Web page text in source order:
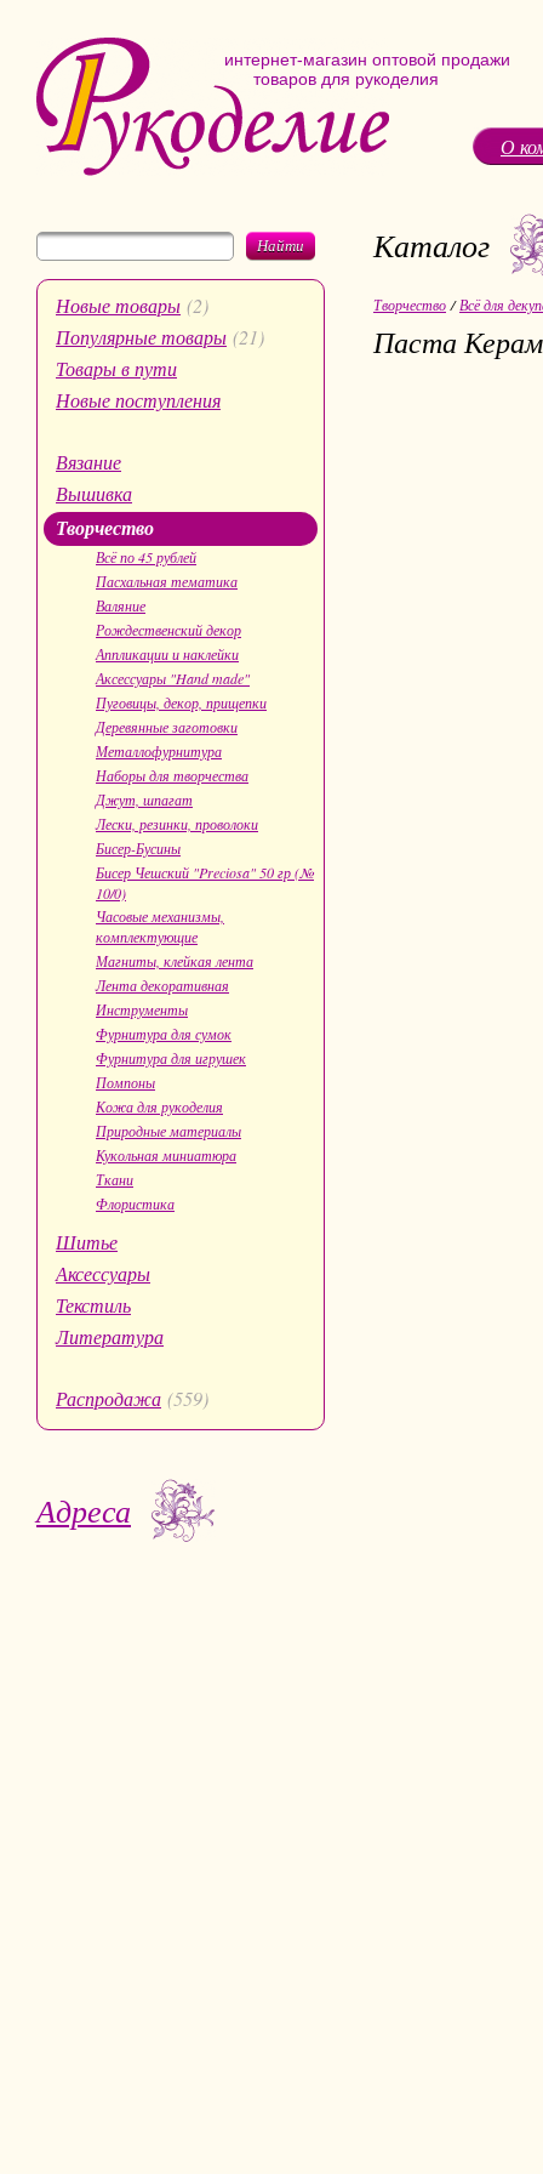
интернет-магазин оптовой продажи
товаров для рукоделия
О
Найти
Новые товары (2)
Популярные товары (21)
Товары в пути
Новые поступления
Вязание
Вышивка
Творчество
Всё по 45 рублей
Пасхальная тематика
Валяние
Рождественский декор
Аппликации и наклейки
Аксессуары "Hand made"
Пуговицы, декор, прищепки
Деревянные заготовки
Металлофурнитура
Наборы для творчества
Джут, шпагат
Лески, резинки, проволоки
Бисер-Бусины
Бисер Чешский "Preciosa" 50 гр (№
10/0)
Часовые механизмы,
комплектующие
Магниты, клейкая лента
Лента декоративная
Инструменты
Фурнитура для сумок
Фурнитура для игрушек
Помпоны
Кожа для рукоделия
Природные материалы
Кукольная миниатюра
Ткани
Флористика
Шитье
Аксессуары
Текстиль
Литература
Распродажа (559)
Адреса
Каталог
Творчество /Всё для
Паста